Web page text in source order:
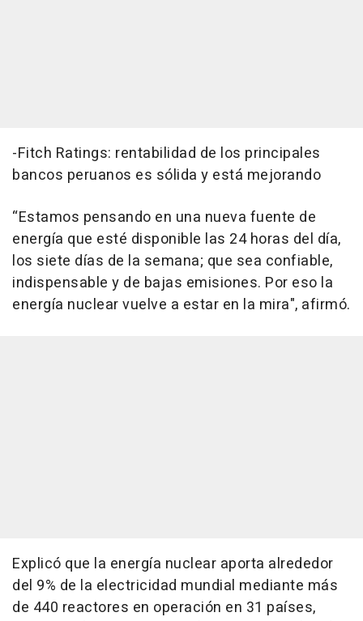
-Fitch Ratings: rentabilidad de los principales
bancos peruanos es sólida y está mejorando
“Estamos pensando en una nueva fuente de
energía que esté disponible las 24 horas del día,
los siete días de la semana; que sea confiable,
indispensable y de bajas emisiones. Por eso la
energía nuclear vuelve a estar en la mira", afirmó.
Explicó que la energía nuclear aporta alrededor
del 9% de la electricidad mundial mediante más
de 440 reactores en operación en 31 países,